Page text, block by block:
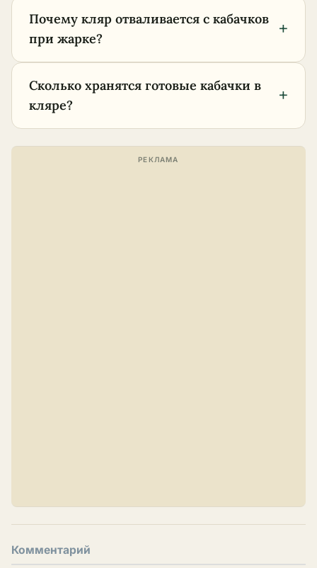
Почему кляр отваливается с кабачков
при жарке?
+
Сколько хранятся готовые кабачки в
кляре?
+
Комментарий